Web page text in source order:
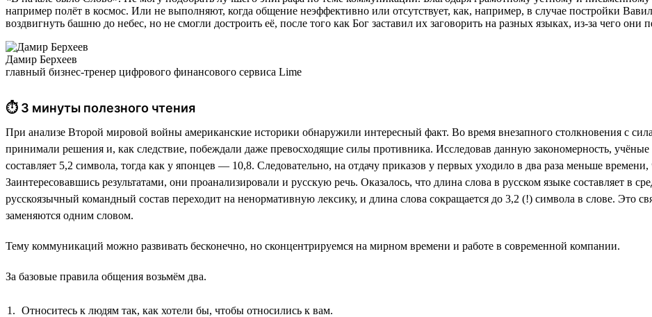
например полёт в космос. Или не выполняют, когда общение неэффективно или отсутствует, как, например, в случае постройки
воздвигнуть башню до небес, но не смогли достроить её, после того как Бог заставил их заговорить на разных языках, из-за чего они
Дамир Берхеев
главный бизнес-тренер цифрового финансового сервиса Lime
⏱ 3 минуты полезного чтения
При анализе Второй мировой войны американские историки обнаружили интересный факт. Во время внезапного столкновения с
принимали решения и, как следствие, побеждали даже превосходящие силы противника. Исследовав данную закономерность,
составляет 5,2 символа, тогда как у японцев — 10,8. Следовательно, на отдачу приказов у первых уходило в два раза меньше
Заинтересовавшись результатами, они проанализировали и русскую речь. Оказалось, что длина слова в русском языке составляет в
русскоязычный командный состав переходит на ненормативную лексику, и длина слова сокращается до 3,2 (!) символа в слове. Это
заменяются одним словом.
Тему коммуникаций можно развивать бесконечно, но сконцентрируемся на мирном времени и работе в современной компании.
За базовые правила общения возьмём два.
Относитесь к людям так, как хотели бы, чтобы относились к вам.